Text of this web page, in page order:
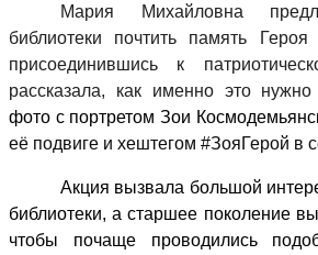
Мария Михайловна
библиотеки почтить память
присоединившись к
рассказала, как именно это нужно
фото с портретом Зои
её подвиге и хештегом #ЗояГерой в
Акция вызвала большой
библиотеки, а старшее поколение
чтобы почаще проводились